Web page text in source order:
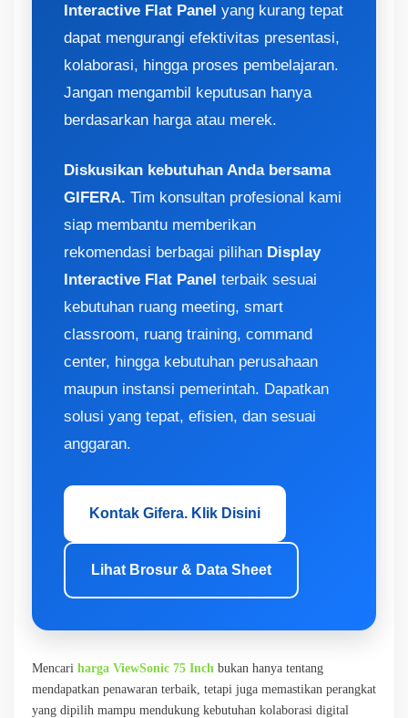
Interactive Flat Panel yang kurang tepat
dapat mengurangi efektivitas presentasi,
kolaborasi, hingga proses pembelajaran.
Jangan mengambil keputusan hanya
berdasarkan harga atau merek.
Diskusikan kebutuhan Anda bersama
GIFERA. Tim konsultan profesional kami
siap membantu memberikan
rekomendasi berbagai pilihan Display
Interactive Flat Panel terbaik sesuai
kebutuhan ruang meeting, smart
classroom, ruang training, command
center, hingga kebutuhan perusahaan
maupun instansi pemerintah. Dapatkan
solusi yang tepat, efisien, dan sesuai
anggaran.
Kontak Gifera. Klik Disini
Lihat Brosur & Data Sheet
Mencari harga ViewSonic 75 Inch bukan hanya tentang
mendapatkan penawaran terbaik, tetapi juga memastikan perangkat
yang dipilih mampu mendukung kebutuhan kolaborasi digital